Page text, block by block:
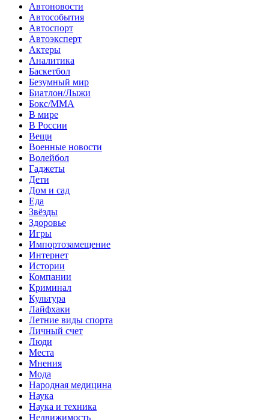
Автоновости
Автособытия
Автоспорт
Автоэксперт
Актеры
Аналитика
Баскетбол
Безумный мир
Биатлон/Лыжи
Бокс/MMA
В мире
В России
Вещи
Военные новости
Волейбол
Гаджеты
Дети
Дом и сад
Еда
Звёзды
Здоровье
Игры
Импортозамещение
Интернет
Истории
Компании
Криминал
Культура
Лайфхаки
Летние виды спорта
Личный счет
Люди
Места
Мнения
Мода
Народная медицина
Наука
Наука и техника
Недвижимость